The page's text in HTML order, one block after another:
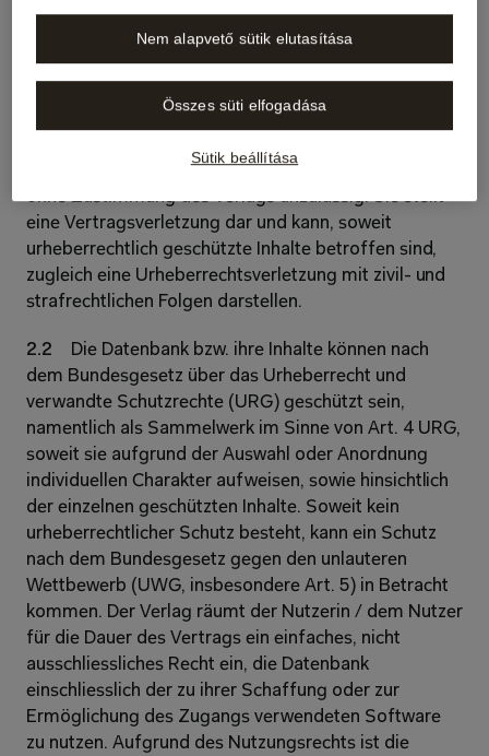
der mit dem Anmeldecode registrierten individuellen
E-Mail-Adressen (Named-User-Modell); eine ohne
Personenbezug nur auf die Höchstzahl gleichzeitiger
Zugriffe begrenzte Nutzung (Concurrent-User-
Modell) ist ausgeschlossen. Die Weitergabe der
/ des Kunden sowie an aussenstehende Dritte ist
ohne Zustimmung des Verlags unzulässig. Sie stellt
eine Vertragsverletzung dar und kann, soweit
urheberrechtlich geschützte Inhalte betroffen sind,
zugleich eine Urheberrechtsverletzung mit zivil- und
strafrechtlichen Folgen darstellen.
2.2
Die Datenbank bzw. ihre Inhalte können nach
dem Bundesgesetz über das Urheberrecht und
verwandte Schutzrechte (URG) geschützt sein,
namentlich als Sammelwerk im Sinne von Art. 4 URG,
soweit sie aufgrund der Auswahl oder Anordnung
individuellen Charakter aufweisen, sowie hinsichtlich
der einzelnen geschützten Inhalte. Soweit kein
urheberrechtlicher Schutz besteht, kann ein Schutz
nach dem Bundesgesetz gegen den unlauteren
Wettbewerb (UWG, insbesondere Art. 5) in Betracht
kommen. Der Verlag räumt der Nutzerin / dem Nutzer
für die Dauer des Vertrags ein einfaches, nicht
ausschliessliches Recht ein, die Datenbank
einschliesslich der zu ihrer Schaffung oder zur
Ermöglichung des Zugangs verwendeten Software
zu nutzen. Aufgrund des Nutzungsrechts ist die
Sütik beállítása
Nem alapvető sütik elutasítása
Összes süti elfogadása